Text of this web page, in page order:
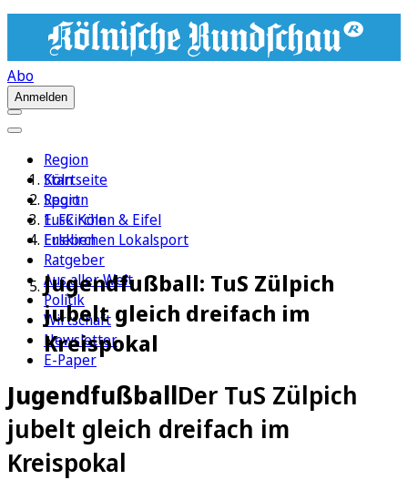
Abo
Anmelden
Region
Köln
Sport
1. FC Köln
Erleben
Ratgeber
Aus aller Welt
Politik
Wirtschaft
Newsletter
E-Paper
Startseite
Region
Euskirchen & Eifel
Euskirchen Lokalsport
Jugendfußball: TuS Zülpich
jubelt gleich dreifach im
Kreispokal
JugendfußballDer TuS Zülpich
jubelt gleich dreifach im
Kreispokal